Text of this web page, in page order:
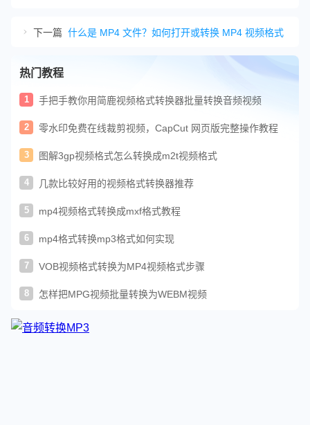
下一篇 什么是 MP4 文件？如何打开或转换 MP4 视频格式
热门教程
1 手把手教你用简鹿视频格式转换器批量转换音频视频
2 零水印免费在线裁剪视频，CapCut 网页版完整操作教程
3 图解3gp视频格式怎么转换成m2t视频格式
4 几款比较好用的视频格式转换器推荐
5 mp4视频格式转换成mxf格式教程
6 mp4格式转换mp3格式如何实现
7 VOB视频格式转换为MP4视频格式步骤
8 怎样把MPG视频批量转换为WEBM视频